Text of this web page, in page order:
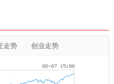
走势 创业走势